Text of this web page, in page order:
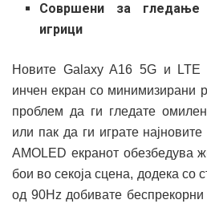
Совршени за
игрици
Новите Galaxy A16 5G и LTE
инчен екран со минимизирани
проблем да ги гледате
или пак да ги играте
AMOLED екранот обезбедува
бои во секоја сцена, додека со
од 90Hz добивате